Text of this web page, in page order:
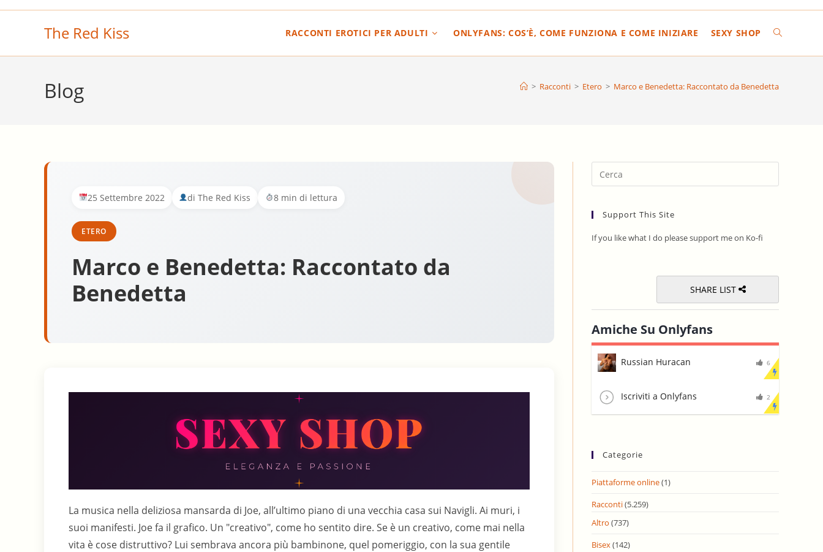
Salta
The Red Kiss RACCONTI EROTICI PER ADULTI ONLYFANS: COS’È, COME FUNZIONA E COME INIZIARE SEXY SHOP ATTIVA/
Blog > Racconti > Etero > Marco e Benedetta: Raccontato da Benedetta
25 Settembre 2022 di The Red Kiss 8 min di lettura
ETERO
Marco e Benedetta: Raccontato da
Benedetta
La musica nella deliziosa mansarda di Joe, all’ultimo piano di una vecchia casa sui Navigli. Ai muri, i
suoi manifesti. Joe fa il grafico. Un "creativo", come ho sentito dire. Se è un creativo, come mai nella
vita è cose distruttivo? Lui sembrava ancora più bambinone, quel pomeriggio, con la sua gentile
Escape
Support This Site
If you like what I do please support me on Ko-fi
SHARE LIST
Amiche Su Onlyfans
Russian Huracan 6
Iscriviti a Onlyfans 2
Categorie
Piattaforme online(1)
Racconti(5.259)
Altro (737)
Bisex(142)